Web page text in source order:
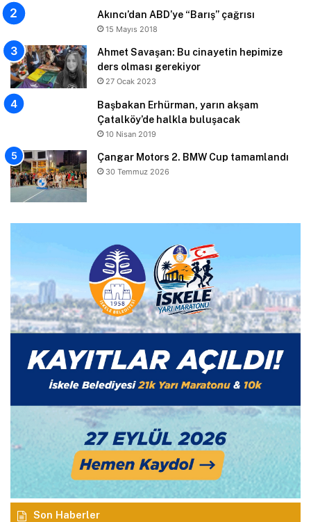
Akıncı’dan ABD’ye “Barış” çağrısı
15 Mayıs 2018
Ahmet Savaşan: Bu cinayetin hepimize
ders olması gerekiyor
27 Ocak 2023
Başbakan Erhürman, yarın akşam
Çatalköy’de halkla buluşacak
10 Nisan 2019
Çangar Motors 2. BMW Cup tamamlandı
30 Temmuz 2026
Son Haberler